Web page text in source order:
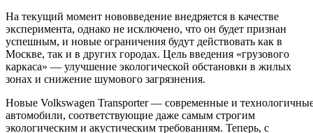
На текущий момент нововведение внедряется в качестве
эксперимента, однако не исключено, что он будет признан
успешным, и новые ограничения будут действовать как в
Москве, так и в других городах. Цель введения «грузового
каркаса» — улучшение экологической обстановки в жилых
зонах и снижение шумового загрязнения.
Новые Volkswagen Transporter — современные и
автомобили, соответствующие даже самым строгим
экологическим и акустическим требованиям. Теперь, с